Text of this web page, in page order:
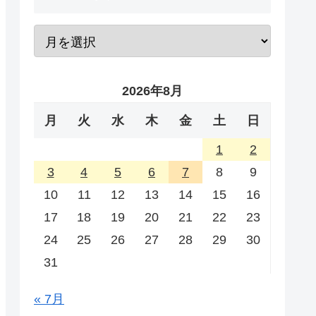
2026年8月
月 火 水 木 金 土 日
1
2
3
4 5 6 7 8
9
10
11 12 13 14 15
16
17
18 19 20 21 22
23
24
25 26 27 28 29
30
31
« 7月